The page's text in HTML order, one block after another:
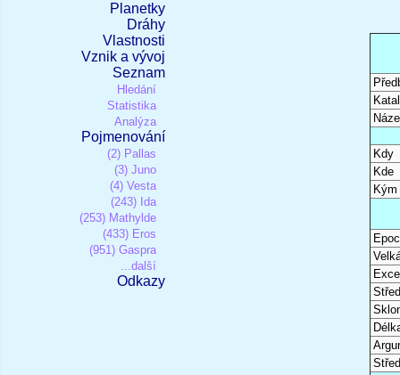
Planetky
Dráhy
Vlastnosti
Vznik a vývoj
Seznam
Hledání
Statistika
Analýza
Pojmenování
(2) Pallas
(3) Juno
(4) Vesta
(243) Ida
(253) Mathylde
(433) Eros
(951) Gaspra
...další
Odkazy
Kdy
Kde
Kým